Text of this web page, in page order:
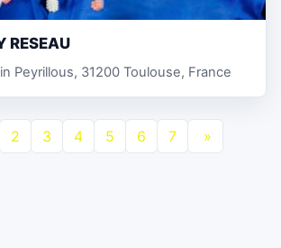
RESEAU
Peyrillous, 31200 Toulouse, France
2 3 4 5 6 7 »